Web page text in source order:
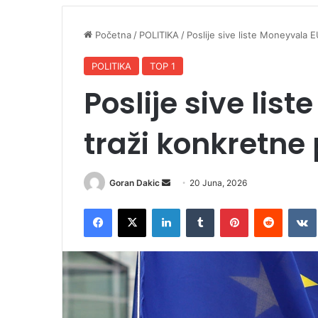
Početna/ POLITIKA/ Poslije sive liste Moneyvala
POLITIKA TOP 1
Poslije sive
traži konkretne
Goran Dakic
a
20 Juna, 2026